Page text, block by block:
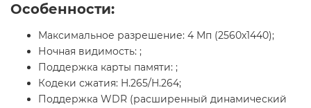
Особенности:
Максимальное разрешение: 4 Mп (2560x1440);
Ночная видимость: ;
Поддержка карты памяти: ;
Кодеки сжатия: H.265/H.264;
Поддержка WDR (расширенный динамический